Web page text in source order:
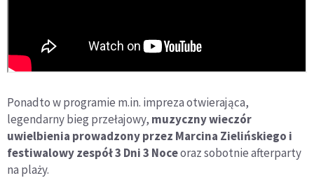
Ponadto w programie m.in. impreza otwierająca,
legendarny bieg przełajowy, muzyczny wieczór
uwielbienia prowadzony przez Marcina Zielińskiego i
festiwalowy zespół 3 Dni 3 Noceoraz sobotnie afterparty
na plaży.